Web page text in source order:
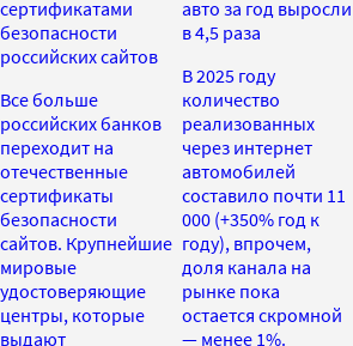
сертификатами
безопасности
российских сайтов
Все больше
российских банков
переходит на
отечественные
сертификаты
безопасности
сайтов. Крупнейшие
мировые
удостоверяющие
центры, которые
выдают
авто за год выросли
в 4,5 раза
В 2025 году
количество
реализованных
через интернет
автомобилей
составило почти 11
000 (+350% год к
году), впрочем,
доля канала на
рынке пока
остается скромной
— менее 1%.